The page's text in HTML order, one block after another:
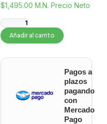
$1,495.00 M.N. Precio Neto
Añadir al carrito
Pagos a
plazos
pagando
con
Mercado
Pago